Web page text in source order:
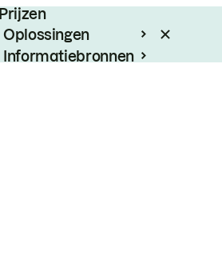
Prijzen
Oplossingen
Informatiebronnen